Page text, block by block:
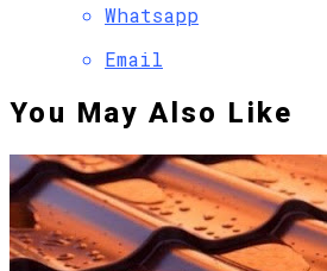
Whatsapp
Email
You May Also Like